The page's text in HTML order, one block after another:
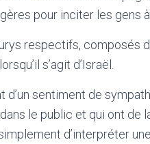
pour inciter les gens
respectifs, composés
s’agit d’Israël.
sentiment de
le public et qui ont de
d’interpréter